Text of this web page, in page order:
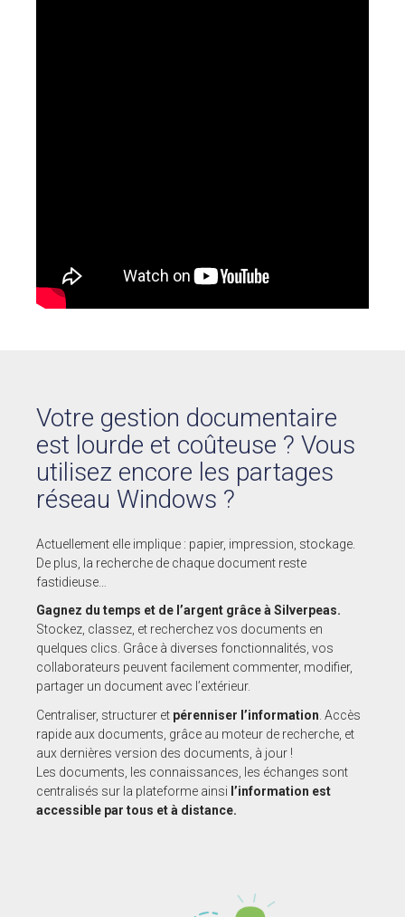
Votre gestion documentaire
est lourde et coûteuse ? Vous
utilisez encore les partages
réseau Windows ?
Actuellement elle implique : papier, impression, stockage.
De plus, la recherche de chaque document reste
fastidieuse…
Gagnez du temps et de l’argent grâce à Silverpeas.
Stockez, classez, et recherchez vos documents en
quelques clics. Grâce à diverses fonctionnalités, vos
collaborateurs peuvent facilement commenter, modifier,
partager un document avec l’extérieur.
Centraliser, structurer et pérenniser l’information . Accès
rapide aux documents, grâce au moteur de recherche, et
aux dernières version des documents, à jour !
Les documents, les connaissances, les échanges sont
centralisés sur la plateforme ainsi l’information est
accessible par tous et à distance.